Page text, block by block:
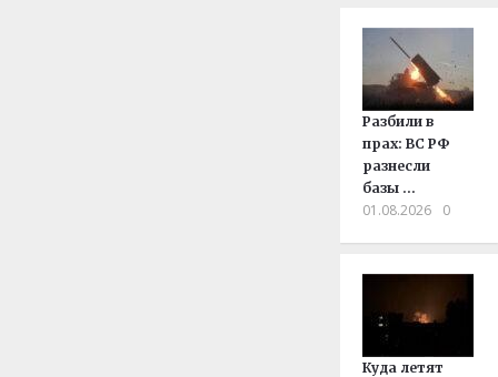
Разбили в
прах: ВС РФ
разнесли
базы …
01.08.2026 0
Куда летят